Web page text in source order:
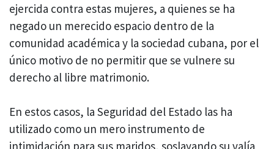
ejercida contra estas mujeres, a quienes se ha
negado un merecido espacio dentro de la
comunidad académica y la sociedad cubana, por el
único motivo de no permitir que se vulnere su
derecho al libre matrimonio.
En estos casos, la Seguridad del Estado las ha
utilizado como un mero instrumento de
intimidación para sus maridos, soslayando su valía